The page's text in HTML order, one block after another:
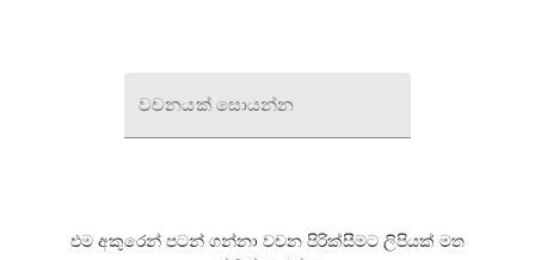
වචනයක් සොයන්න
එම අකුරෙන් පටන් ගන්නා වචන පිරික්සීමට ලිපියක් මත